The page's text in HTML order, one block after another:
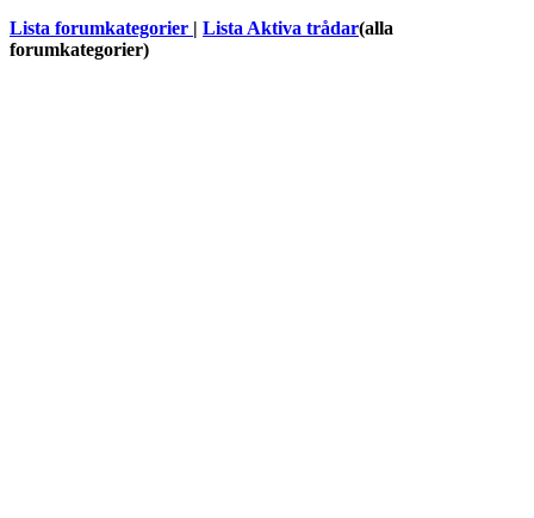
Lista forumkategorier
Lista Aktiva trådar(alla
forumkategorier)